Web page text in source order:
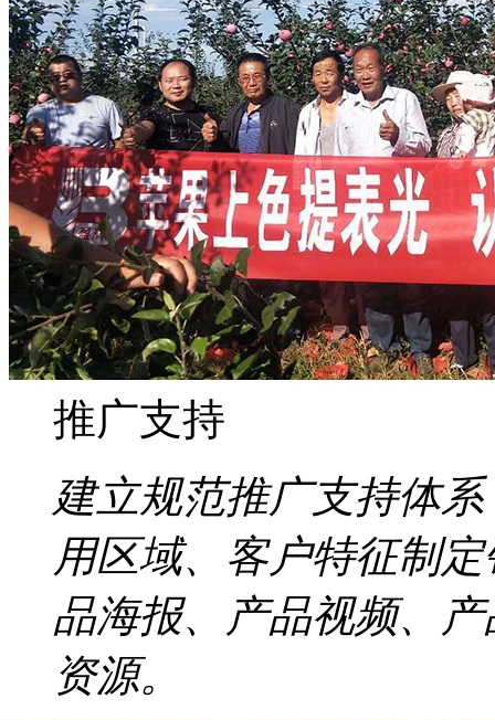
推广支持
建立规范推广支持体
用区域、客户特征制
品海报、产品视频、
资源。